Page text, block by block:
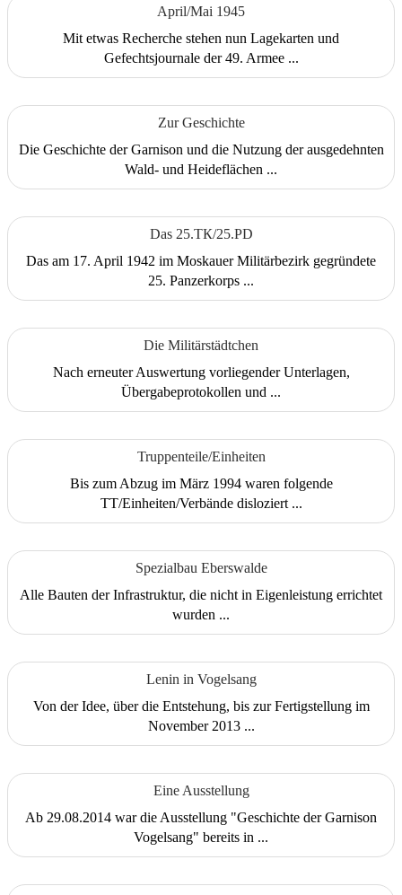
April/Mai 1945
Mit etwas Recherche stehen nun Lagekarten und
Gefechtsjournale der 49. Armee ...
Zur Geschichte
Die Geschichte der Garnison und die Nutzung der ausgedehnten
Wald- und Heideflächen ...
Das 25.ТК/25.PD
Das am 17. April 1942 im Moskauer Militärbezirk gegründete
25. Panzerkorps ...
Die Militärstädtchen
Nach erneuter Auswertung vorliegender Unterlagen,
Übergabeprotokollen und ...
Truppenteile/Einheiten
Bis zum Abzug im März 1994 waren folgende
TT/Einheiten/Verbände disloziert ...
Spezialbau Eberswalde
Alle Bauten der Infrastruktur, die nicht in Eigenleistung errichtet
wurden ...
Lenin in Vogelsang
Von der Idee, über die Entstehung, bis zur Fertigstellung im
November 2013 ...
Eine Ausstellung
Ab 29.08.2014 war die Ausstellung "Geschichte der Garnison
Vogelsang" bereits in ...